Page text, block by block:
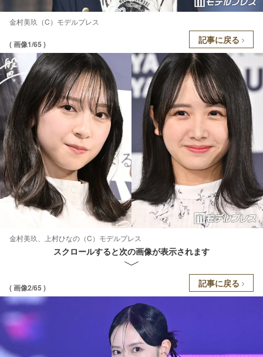
金村美玖（C）モデルプレス
( 画像1/65 ) 記事に戻る
金村美玖、上村ひなの（C）モデルプレス
スクロールすると次の画像が表示されます
( 画像2/65 ) 記事に戻る